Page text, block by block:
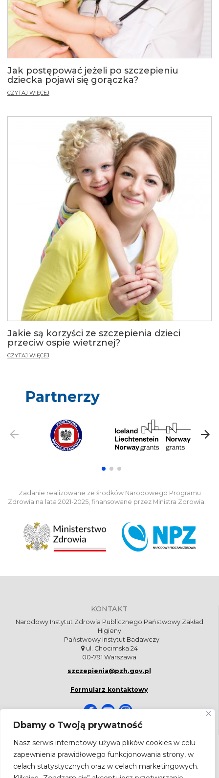
Dbamy o Twoją prywatność
Nasz serwis internetowy używa plików cookies w celu
zapewnienia prawidłowego funkcjonowania strony, w
celach statystycznych oraz w celach marketingowych.
Jak postępować jeżeli po szczepieniu
dziecka pojawi się gorączka?
CZYTAJ WIĘCEJ
Jakie są korzyści ze szczepienia dzieci
przeciw ospie wietrznej?
CZYTAJ WIĘCEJ
Partnerzy
Zadanie realizowane ze środków Narodowego Programu
Zdrowia na lata 2021-2025, finansowane przez Ministra Zdrowia.
KONTAKT
Narodowy Instytut Zdrowia Publicznego Państwowy Zakład
Higieny
– Państwowy Instytut Badawczy
ul. Chocimska 24
00-791 Warszawa
szczepienia@pzh.gov.pl
Formularz kontaktowy
NEWSLETTER
Adres